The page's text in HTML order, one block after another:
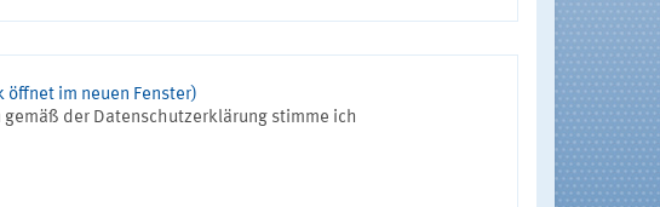
im neuen Fenster)
der Datenschutzerklärung stimme ich